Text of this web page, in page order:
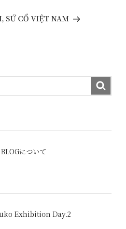
SỨ CỔ VIỆT NAM
について
Exhibition Day.2